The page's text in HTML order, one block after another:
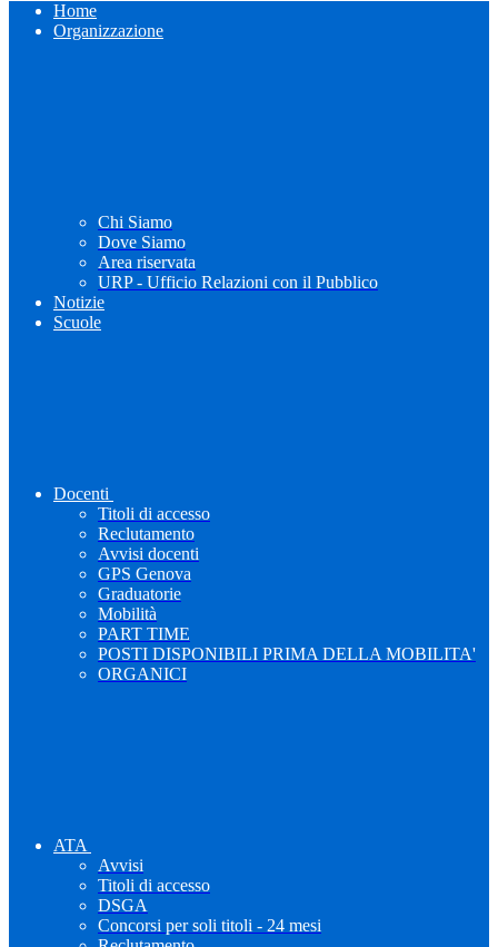
Home
Organizzazione
Chi Siamo
Dove Siamo
Area riservata
URP - Ufficio Relazioni con il Pubblico
Notizie
Scuole
Docenti
Titoli di accesso
Reclutamento
Avvisi docenti
GPS Genova
Graduatorie
Mobilità
PART TIME
POSTI DISPONIBILI PRIMA DELLA MOBILITA'
ORGANICI
ATA
Avvisi
Titoli di accesso
DSGA
Concorsi per soli titoli - 24 mesi